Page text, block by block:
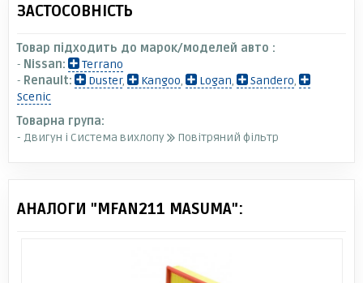
ЗАСТОСОВНІСТЬ
Товар підходить до марок/моделей авто :
- Nissan:
Terrano
- Renault: Duster, Kangoo, Logan, Sandero,
Scenic
Товарна група:
- Двигун і Система вихлопу
Повітряний фільтр
АНАЛОГИ "MFAN211 MASUMA":